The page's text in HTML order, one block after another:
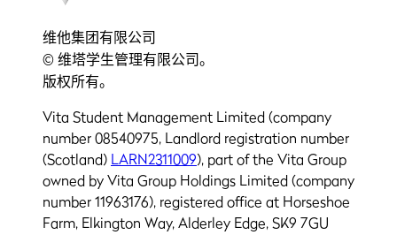
维他集团有限公司
© 维塔学生管理有限公司。
版权所有。
Vita Student Management Limited (company
number 08540975, Landlord registration number
(Scotland) LARN2311009), part of the Vita Group
owned by Vita Group Holdings Limited (company
number 11963176), registered office at Horseshoe
Farm, Elkington Way, Alderley Edge, SK9 7GU